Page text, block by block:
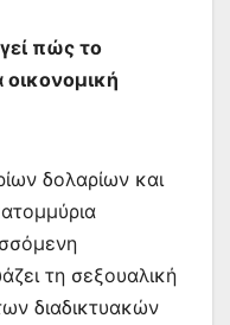
πώς το
οικονομική
δολαρίων και
τη σεξουαλική
διαδικτυακών